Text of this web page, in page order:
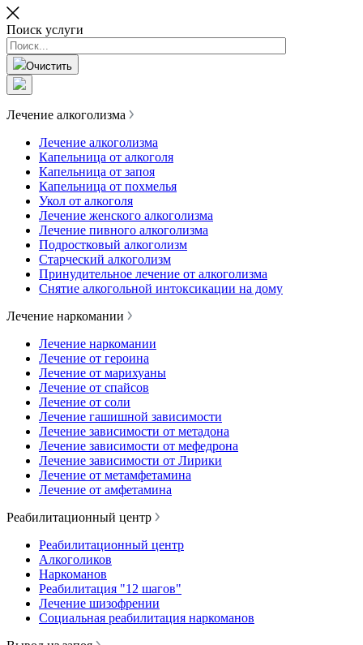
Поиск услуги
Очистить
Лечение алкоголизма
Лечение алкоголизма
Капельница от алкоголя
Капельница от запоя
Капельница от похмелья
Укол от алкоголя
Лечение женского алкоголизма
Лечение пивного алкоголизма
Подростковый алкоголизм
Старческий алкоголизм
Принудительное лечение от алкоголизма
Снятие алкогольной интоксикации на дому
Лечение наркомании
Лечение наркомании
Лечение от героина
Лечение от марихуаны
Лечение от спайсов
Лечение от соли
Лечение гашишной зависимости
Лечение зависимости от метадона
Лечение зависимости от мефедрона
Лечение зависимости от Лирики
Лечение от метамфетамина
Лечение от амфетамина
Реабилитационный центр
Реабилитационный центр
Алкоголиков
Наркоманов
Реабилитация "12 шагов"
Лечение шизофрении
Социальная реабилитация наркоманов